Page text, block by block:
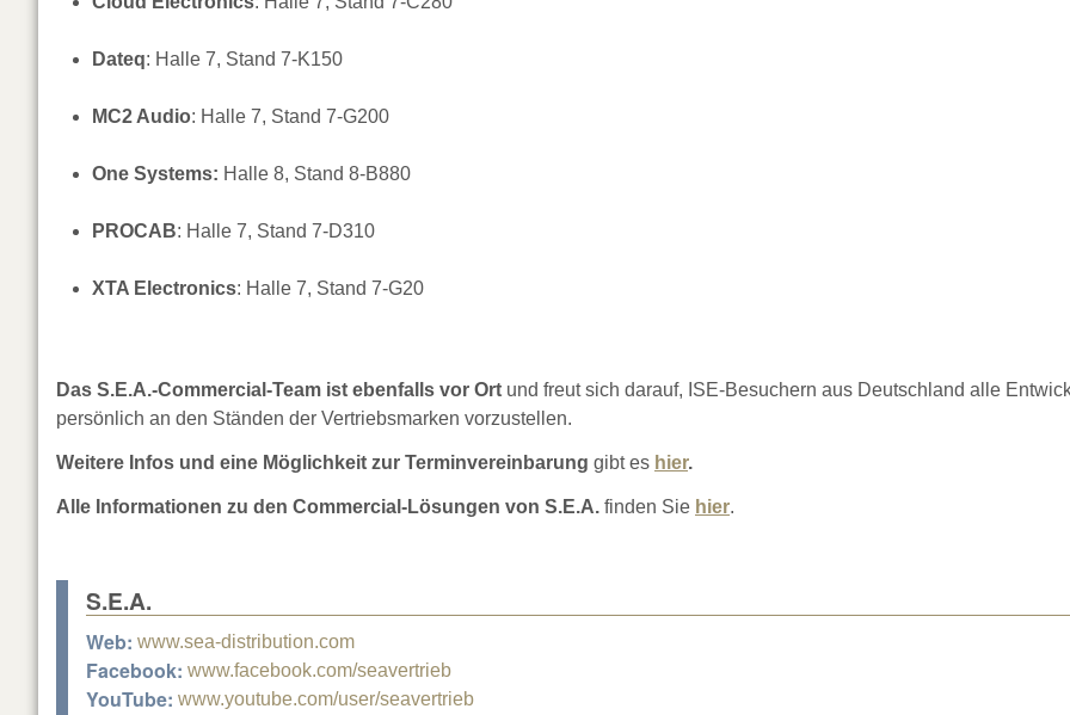
Dateq: Halle 7, Stand 7-K150
MC2 Audio: Halle 7, Stand 7-G200
One Systems: Halle 8, Stand 8-B880
PROCAB: Halle 7, Stand 7-D310
XTA Electronics: Halle 7, Stand 7-G20
Das S.E.A.-Commercial-Team ist ebenfalls vor Ort und freut sich darauf, ISE-Besuchern aus Deutschland alle
persönlich an den Ständen der Vertriebsmarken vorzustellen.
Weitere Infos und eine Möglichkeit zur Terminvereinbarung gibt es hier.
Alle Informationen zu den Commercial-Lösungen von S.E.A. finden Sie hier.
S.E.A.
Web: www.sea-distribution.com
Facebook: www.facebook.com/seavertrieb
YouTube: www.youtube.com/user/seavertrieb